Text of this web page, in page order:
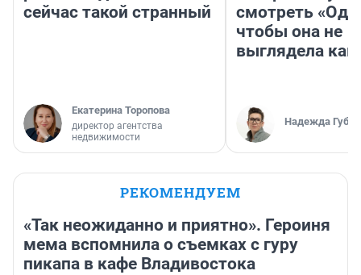
сейчас такой странный
Екатерина Торопова
директор агентства
недвижимости
смотреть
чтобы она не
выглядела как
Надежда
РЕКОМЕНДУЕМ
«Так неожиданно и приятно». Героиня
мема вспомнила о съемках с гуру
пикапа в кафе Владивостока